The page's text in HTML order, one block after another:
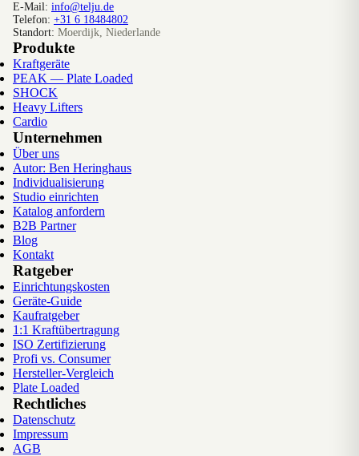
E-Mail: info@telju.de
Telefon: +31 6 18484802
Standort: Moerdijk, Niederlande
Produkte
Kraftgeräte
PEAK — Plate Loaded
SHOCK
Heavy Lifters
Cardio
Unternehmen
Über uns
Autor: Ben Heringhaus
Individualisierung
Studio einrichten
Katalog anfordern
B2B Partner
Blog
Kontakt
Ratgeber
Einrichtungskosten
Geräte-Guide
Kaufratgeber
1:1 Kraftübertragung
ISO Zertifizierung
Profi vs. Consumer
Hersteller-Vergleich
Plate Loaded
Rechtliches
Datenschutz
Impressum
AGB